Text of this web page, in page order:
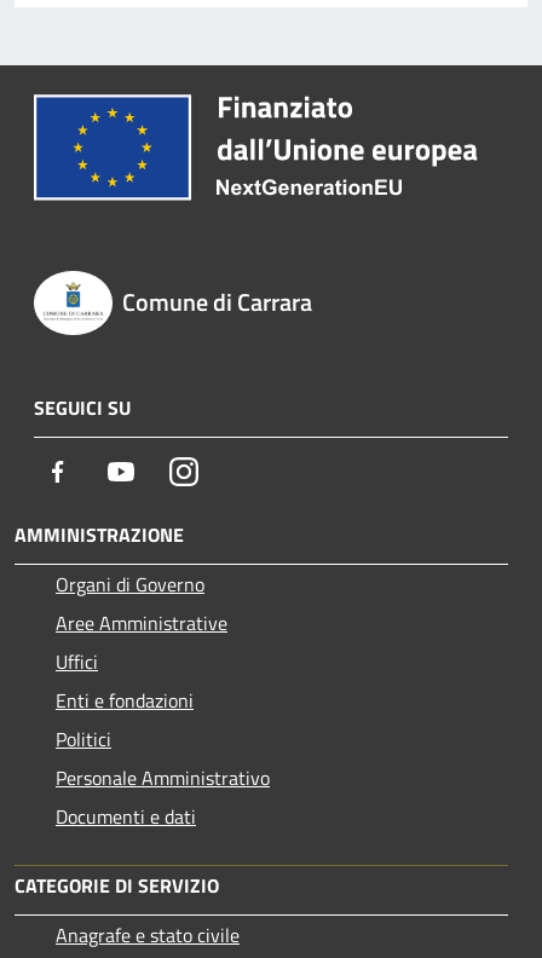
Comune di Carrara
SEGUICI SU
Facebook YoutubeInstagram
AMMINISTRAZIONE
Organi di Governo
Aree Amministrative
Uffici
Enti e fondazioni
Politici
Personale Amministrativo
Documenti e dati
CATEGORIE DI SERVIZIO
Anagrafe e stato civile